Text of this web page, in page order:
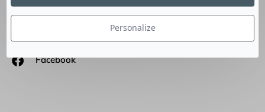
SUIVEZ-NOUS
Facebook
Personalize